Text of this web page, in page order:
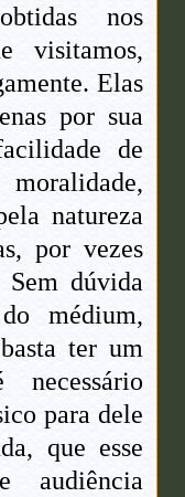
nos
visitamos,
Elas
por sua
de
natureza
por vezes
dúvida
médium,
ter um
para dele
que esse
audiência